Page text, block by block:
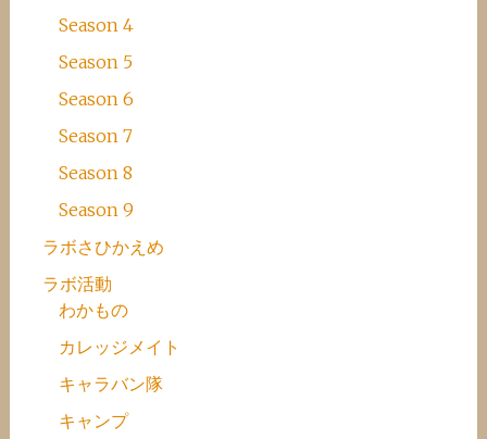
Season 4
Season 5
Season 6
Season 7
Season 8
Season 9
ラボさひかえめ
ラボ活動
わかもの
カレッジメイト
キャラバン隊
キャンプ